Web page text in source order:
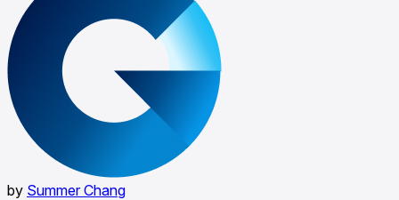
by Summer Chang